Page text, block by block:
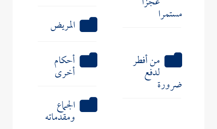
مستمرا
المريض
من أفطر
لدفع
ضرورة
أحكام
أخرى
الجماع
ومقدماته